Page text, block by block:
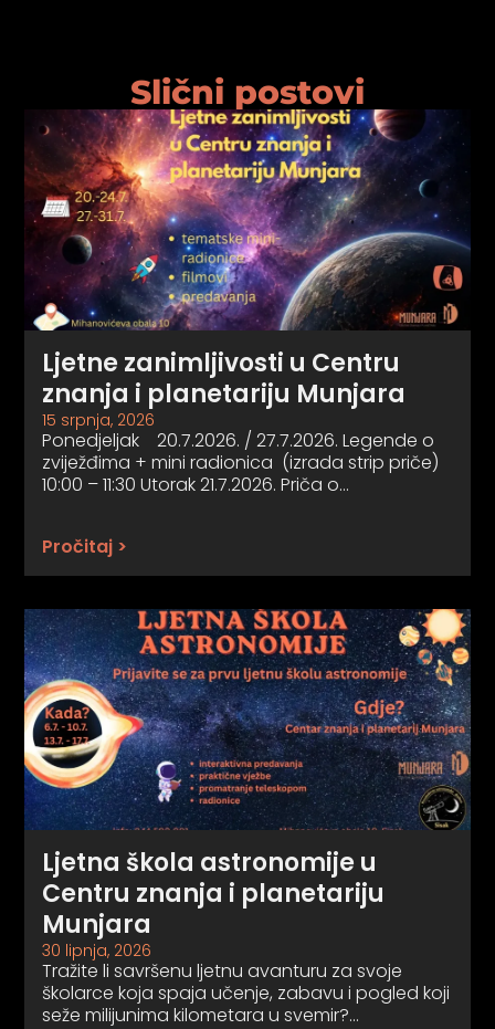
Slični postovi
Ljetne zanimljivosti u Centru
znanja i planetariju Munjara
15 srpnja, 2026
Ponedjeljak 20.7.2026. / 27.7.2026. Legende o
zviježđima + mini radionica (izrada strip priče)
10:00 – 11:30 Utorak 21.7.2026. Priča o…
Pročitaj >
Ljetna škola astronomije u
Centru znanja i planetariju
Munjara
30 lipnja, 2026
Tražite li savršenu ljetnu avanturu za svoje
školarce koja spaja učenje, zabavu i pogled koji
seže milijunima kilometara u svemir?…